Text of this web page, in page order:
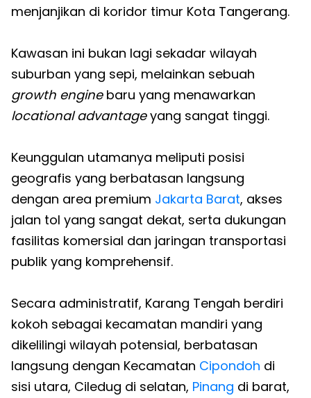
menjanjikan di koridor timur Kota Tangerang.
Kawasan ini bukan lagi sekadar wilayah
suburban yang sepi, melainkan sebuah
growth enginebaru yang menawarkan
locational advantageyang sangat tinggi.
Keunggulan utamanya meliputi posisi
geografis yang berbatasan langsung
dengan area premium Jakarta Barat, akses
jalan tol yang sangat dekat, serta dukungan
fasilitas komersial dan jaringan transportasi
publik yang komprehensif.
Secara administratif, Karang Tengah berdiri
kokoh sebagai kecamatan mandiri yang
dikelilingi wilayah potensial, berbatasan
langsung dengan Kecamatan Cipondoh di
sisi utara, Ciledug di selatan, Pinang di barat,